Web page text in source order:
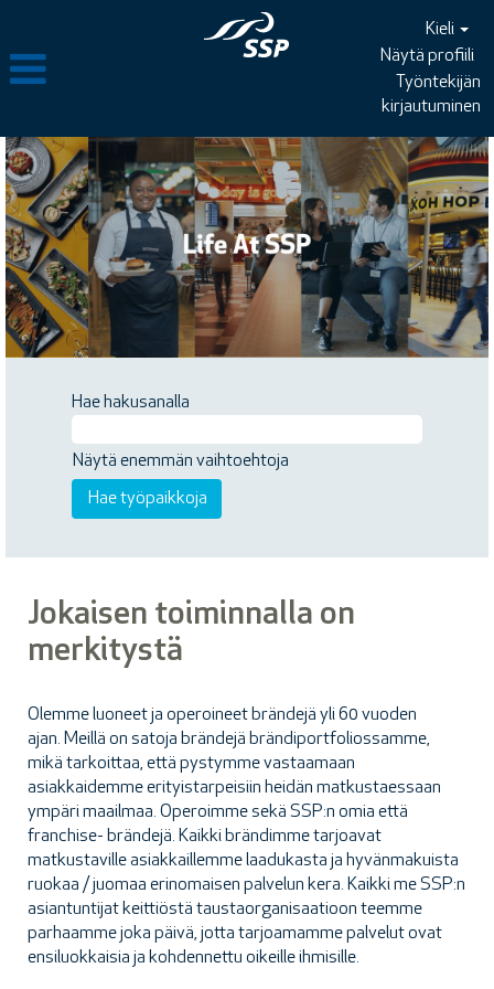
Kieli
Näytä profiili
Työntekijän
kirjautuminen
Hae hakusanalla
Näytä enemmän vaihtoehtoja
Jokaisen toiminnalla on
merkitystä
Olemme luoneet ja operoineet brändejä yli 60 vuoden
ajan. Meillä on satoja brändejä brändiportfoliossamme,
mikä tarkoittaa, että pystymme vastaamaan
asiakkaidemme erityistarpeisiin heidän matkustaessaan
ympäri maailmaa. Operoimme sekä SSP:n omia että
franchise- brändejä. Kaikki brändimme tarjoavat
matkustaville asiakkaillemme laadukasta ja hyvänmakuista
ruokaa / juomaa erinomaisen palvelun kera. Kaikki me SSP:n
asiantuntijat keittiöstä taustaorganisaatioon teemme
parhaamme joka päivä, jotta tarjoamamme palvelut ovat
ensiluokkaisia ja kohdennettu oikeille ihmisille.